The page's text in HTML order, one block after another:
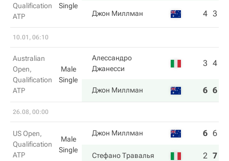
Qualification
ATP
Single
Джон Миллман 4 3
10.01, 06:10
Australian
Open,
Qualification
ATP
Male
Single
Алессандро
Джанесси
3 4
Джон Миллман 6 6
26.08, 00:00
US Open,
Qualification
ATP
Male
Single
Джон Миллман 6 6
Стефано Травалья 2 7